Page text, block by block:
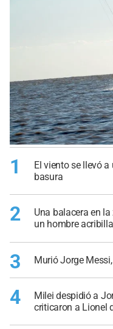
1
El viento se llevó
basura
2
Una balacera en
un hombre
3 Murió Jorge
4
Milei despidió a
criticaron a Lionel